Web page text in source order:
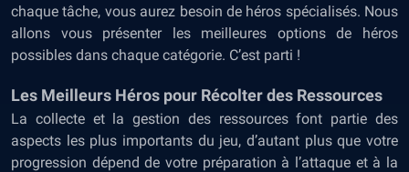
chaque tâche, vous aurez besoin de héros spécialisés. Nous
allons vous présenter les meilleures options de héros
possibles dans chaque catégorie. C’est parti !
Les Meilleurs Héros pour Récolter des Ressources
La collecte et la gestion des ressources font partie des
aspects les plus importants du jeu, d’autant plus que votre
progression dépend de votre préparation à l’attaque et à la